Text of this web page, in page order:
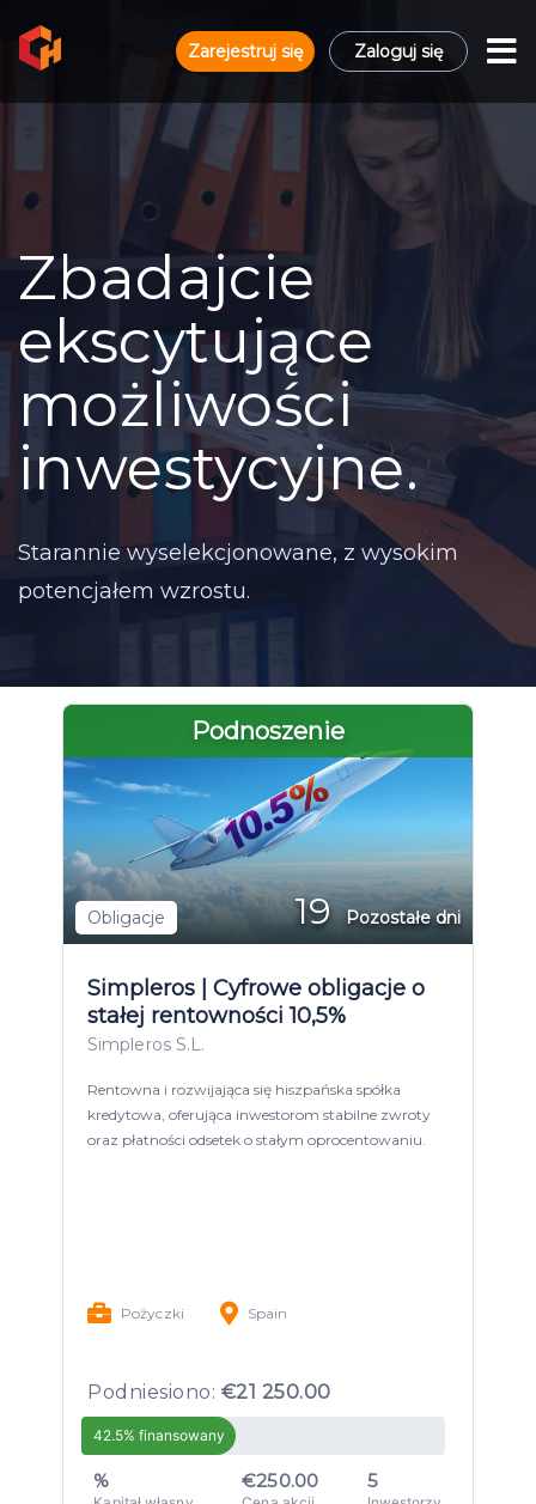
Zarejestruj się Zaloguj się
Zbadajcie
ekscytujące
możliwości
inwestycyjne.
Starannie wyselekcjonowane, z wysokim
potencjałem wzrostu.
Podnoszenie
Obligacje 19 Pozostałe dni
Simpleros | Cyfrowe obligacje o
stałej rentowności 10,5%
Simpleros S.L.
Rentowna i rozwijająca się hiszpańska spółka
kredytowa, oferująca inwestorom stabilne zwroty
oraz płatności odsetek o stałym oprocentowaniu.
Pożyczki Spain
Podniesiono: €21 250.00
42.5% finansowany
% €250.00 5